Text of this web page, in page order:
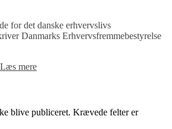
for det danske erhvervslivs
Danmarks Erhvervsfremmebestyrelse
Læs mere
blive publiceret. Krævede felter er